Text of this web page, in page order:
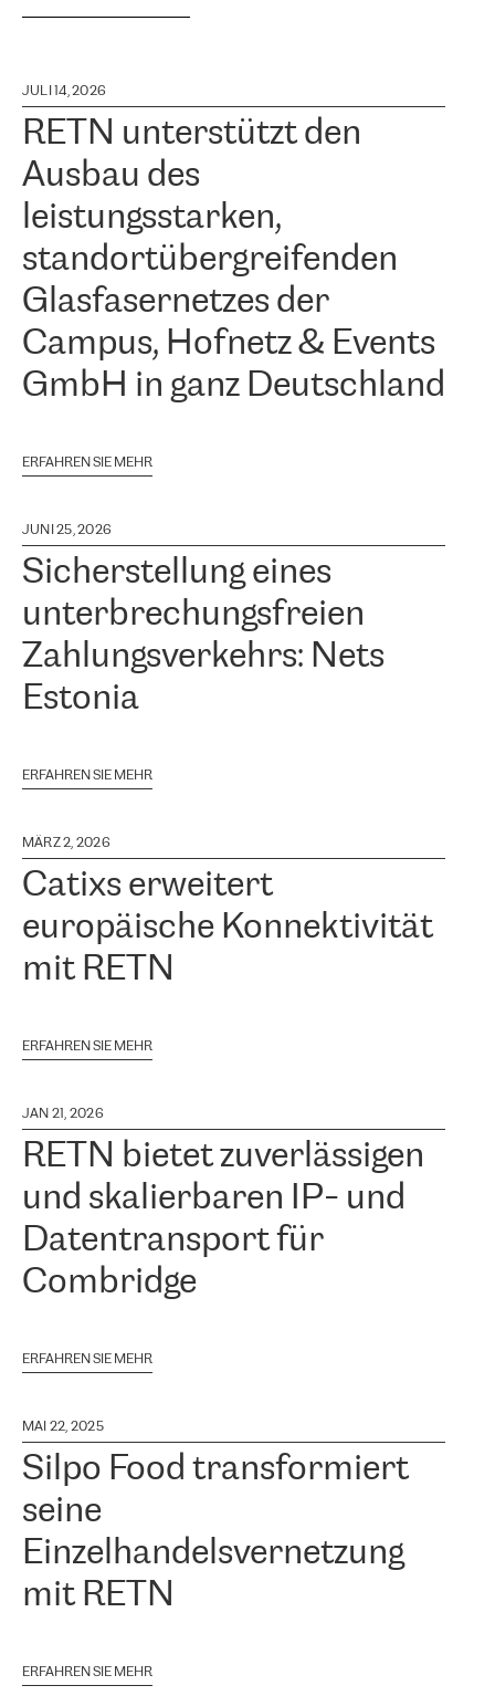
JULI 14, 2026
RETN unterstützt den
Ausbau des
leistungsstarken,
standortübergreifenden
Glasfasernetzes der
Campus, Hofnetz & Events
GmbH in ganz Deutschland
ERFAHREN SIE MEHR
JUNI 25, 2026
Sicherstellung eines
unterbrechungsfreien
Zahlungsverkehrs: Nets
Estonia
ERFAHREN SIE MEHR
MÄRZ 2, 2026
Catixs erweitert
europäische Konnektivität
mit RETN
ERFAHREN SIE MEHR
JAN 21, 2026
RETN bietet zuverlässigen
und skalierbaren IP- und
Datentransport für
Combridge
ERFAHREN SIE MEHR
MAI 22, 2025
Silpo Food transformiert
seine
Einzelhandelsvernetzung
mit RETN
ERFAHREN SIE MEHR